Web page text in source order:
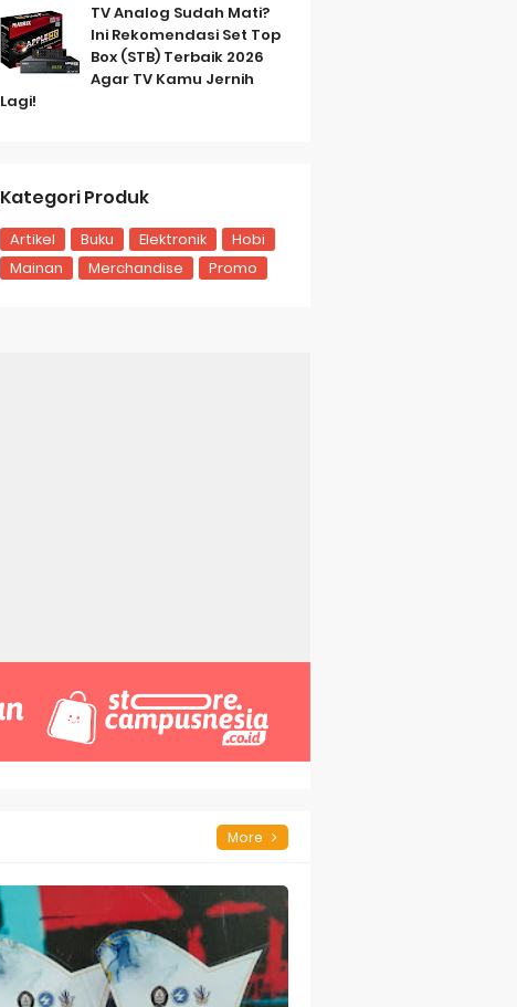
TV Analog Sudah Mati?
Ini Rekomendasi Set Top
Box (STB) Terbaik 2026
Agar TV Kamu Jernih
Lagi!
Kategori Produk
Artikel Buku Elektronik
Hobi
Mainan
Merchandise Promo
More